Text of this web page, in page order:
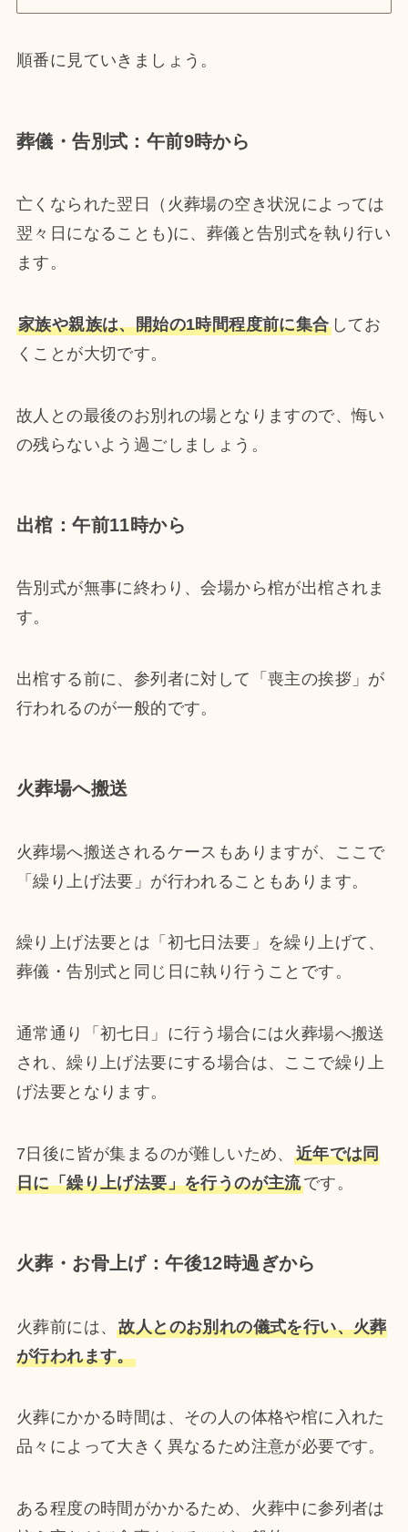
順番に見ていきましょう。
葬儀・告別式：午前9時から
亡くなられた翌日（火葬場の空き状況によっては
翌々日になることも)に、葬儀と告別式を執り行い
ます。
家族や親族は、開始の1時間程度前に集合してお
くことが大切です。
故人との最後のお別れの場となりますので、悔い
の残らないよう過ごしましょう。
出棺：午前11時から
告別式が無事に終わり、会場から棺が出棺されま
す。
出棺する前に、参列者に対して「喪主の挨拶」が
行われるのが一般的です。
火葬場へ搬送
火葬場へ搬送されるケースもありますが、ここで
「繰り上げ法要」が行われることもあります。
繰り上げ法要とは「初七日法要」を繰り上げて、
葬儀・告別式と同じ日に執り行うことです。
通常通り「初七日」に行う場合には火葬場へ搬送
され、繰り上げ法要にする場合は、ここで繰り上
げ法要となります。
7日後に皆が集まるのが難しいため、 近年では同
日に「繰り上げ法要」を行うのが主流です。
火葬・お骨上げ：午後12時過ぎから
火葬前には、故人とのお別れの儀式を行い、火葬
が行われます。
火葬にかかる時間は、その人の体格や棺に入れた
品々によって大きく異なるため注意が必要です。
ある程度の時間がかかるため、火葬中に参列者は